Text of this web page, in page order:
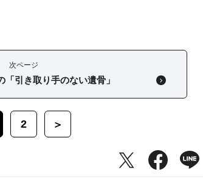
次ページ
「引き取り手のない遺骨」
2 ＞